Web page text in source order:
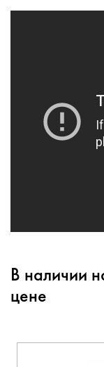
В наличии
цене